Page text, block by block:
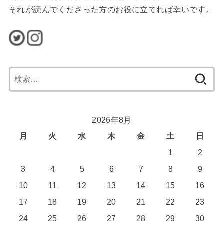
それが読んでくださった方のお役に立てれば幸いです。
索:
2026年8月
月
火 水 木 金 土
日
1
2
3
4 5 6 7 8
9
10
11 12 13 14 15
16
17
18 19 20 21 22
23
24
25 26 27 28 29
30